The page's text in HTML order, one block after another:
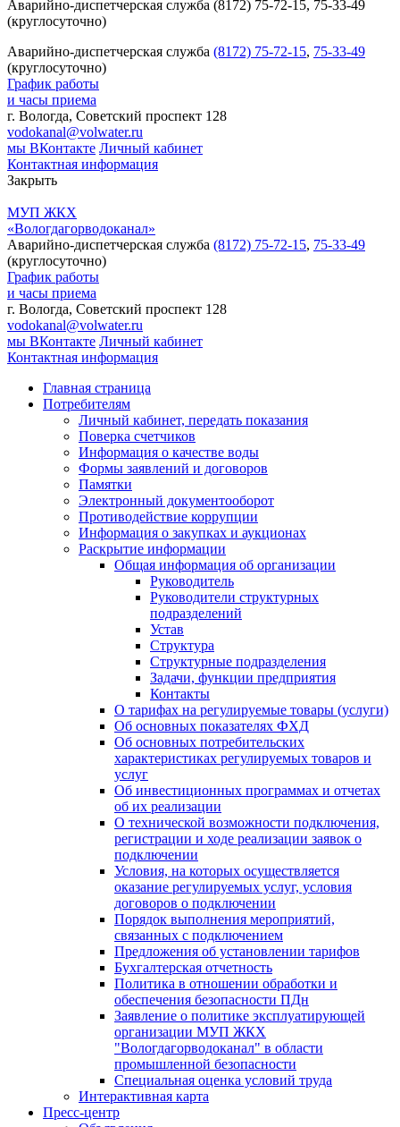
Аварийно-диспетчерская служба (8172) 75-72-15, 75-33-49
(круглосуточно)
Аварийно-диспетчерская служба (8172) 75-72-15, 75-33-49
(круглосуточно)
График работы
и часы приема
г. Вологда, Советский проспект 128
vodokanal@volwater.ru
мы ВКонтакте Личный кабинет
Контактная информация
Закрыть
МУП ЖКХ
«Вологдагорводоканал»
Аварийно-диспетчерская служба (8172) 75-72-15, 75-33-49
(круглосуточно)
График работы
и часы приема
г. Вологда, Советский проспект 128
vodokanal@volwater.ru
мы ВКонтакте Личный кабинет
Контактная информация
Главная страница
Потребителям
Личный кабинет, передать показания
Поверка счетчиков
Информация о качестве воды
Формы заявлений и договоров
Памятки
Электронный документооборот
Противодействие коррупции
Информация о закупках и аукционах
Раскрытие информации
Общая информация об организации
Руководитель
Руководители структурных
подразделений
Устав
Структура
Структурные подразделения
Задачи, функции предприятия
Контакты
О тарифах на регулируемые товары (услуги)
Об основных показателях ФХД
Об основных потребительских
характеристиках регулируемых товаров и
услуг
Об инвестиционных программах и отчетах
об их реализации
О технической возможности подключения,
регистрации и ходе реализации заявок о
подключении
Условия, на которых осуществляется
оказание регулируемых услуг, условия
договоров о подключении
Порядок выполнения мероприятий,
связанных с подключением
Предложения об установлении тарифов
Бухгалтерская отчетность
Политика в отношении обработки и
обеспечения безопасности ПДн
Заявление о политике эксплуатирующей
организации МУП ЖКХ
"Вологдагорводоканал" в области
промышленной безопасности
Специальная оценка условий труда
Интерактивная карта
Пресс-центр